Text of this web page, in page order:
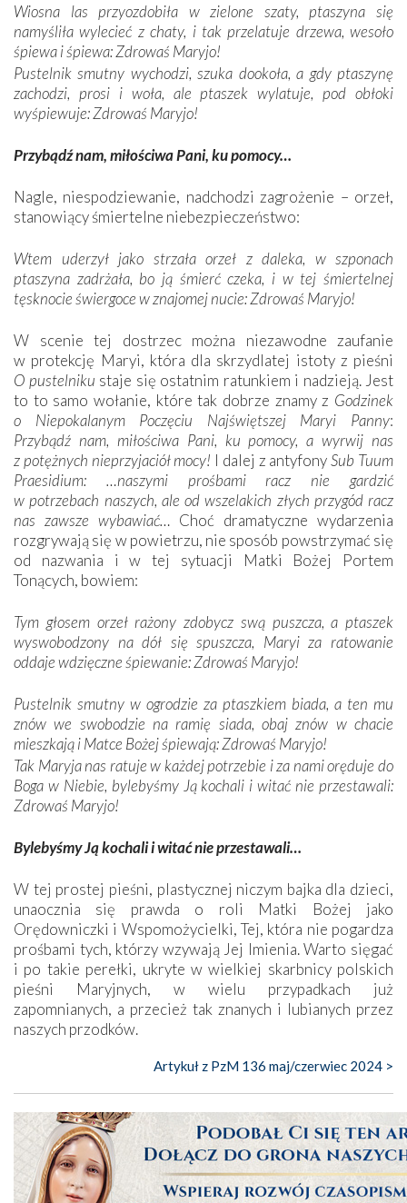
Wiosna las przyozdobiła w zielone szaty, ptaszyna się
namyśliła wylecieć z chaty, i tak przelatuje drzewa, wesoło
śpiewa i śpiewa: Zdrowaś Maryjo!
Pustelnik smutny wychodzi, szuka dookoła, a gdy ptaszynę
zachodzi, prosi i woła, ale ptaszek wylatuje, pod obłoki
wyśpiewuje: Zdrowaś Maryjo!
Przybądź nam, miłościwa Pani, ku pomocy…
Nagle, niespodziewanie, nadchodzi zagrożenie – orzeł,
stanowiący śmiertelne niebezpieczeństwo:
Wtem uderzył jako strzała orzeł z daleka, w szponach
ptaszyna zadrżała, bo ją śmierć czeka, i w tej śmiertelnej
tęsknocie świergoce w znajomej nucie: Zdrowaś Maryjo!
W scenie tej dostrzec można niezawodne zaufanie
w protekcję Maryi, która dla skrzydlatej istoty z pieśni
O pustelniku staje się ostatnim ratunkiem i nadzieją. Jest
to to samo wołanie, które tak dobrze znamy z Godzinek
o Niepokalanym Poczęciu Najświętszej Maryi Panny:
Przybądź nam, miłościwa Pani, ku pomocy, a wyrwij nas
z potężnych nieprzyjaciół mocy! I dalej z antyfonySub Tuum
Praesidium: …naszymi prośbami racz nie gardzić
w potrzebach naszych, ale od wszelakich złych przygód racz
nas zawsze wybawiać… Choć dramatyczne wydarzenia
rozgrywają się w powietrzu, nie sposób powstrzymać się
od nazwania i w tej sytuacji Matki Bożej Portem
Tonących, bowiem:
Tym głosem orzeł rażony zdobycz swą puszcza, a ptaszek
wyswobodzony na dół się spuszcza, Maryi za ratowanie
oddaje wdzięczne śpiewanie: Zdrowaś Maryjo!
Pustelnik smutny w ogrodzie za ptaszkiem biada, a ten mu
znów we swobodzie na ramię siada, obaj znów w chacie
mieszkają i Matce Bożej śpiewają: Zdrowaś Maryjo!
Tak Maryja nas ratuje w każdej potrzebie i za nami oręduje do
Boga w Niebie, bylebyśmy Ją kochali i witać nie przestawali:
Zdrowaś Maryjo!
Bylebyśmy Ją kochali i witać nie przestawali…
W tej prostej pieśni, plastycznej niczym bajka dla dzieci,
unaocznia się prawda o roli Matki Bożej jako
Orędowniczki i Wspomożycielki, Tej, która nie pogardza
prośbami tych, którzy wzywają Jej Imienia. Warto sięgać
i po takie perełki, ukryte w wielkiej skarbnicy polskich
pieśni Maryjnych, w wielu przypadkach już
zapomnianych, a przecież tak znanych i lubianych przez
naszych przodków.
Artykuł z PzM 136 maj/czerwiec 2024 >